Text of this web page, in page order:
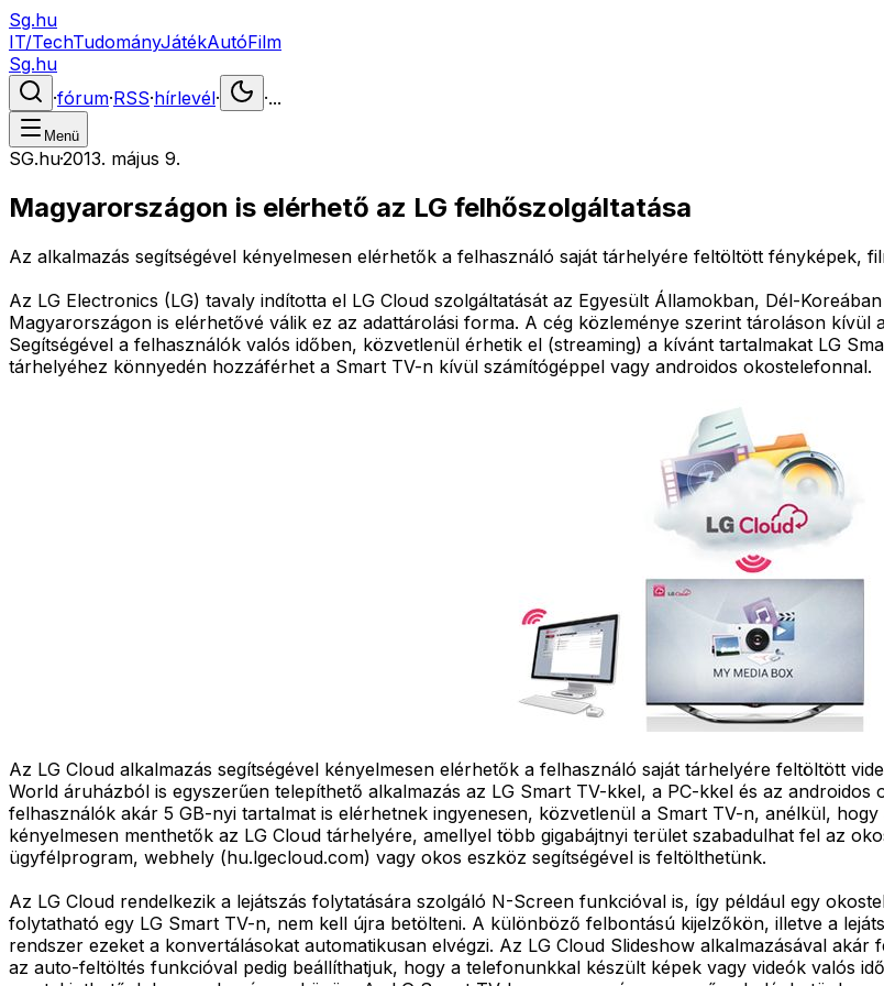
Sg.hu
IT/TechTudományJátékAutóFilm
Sg.hu
·fórum·RSS·hírlevél· ·...
Menü
SG.hu·2013. május 9.
Magyarországon is elérhető az LG felhőszolgáltatása
Az alkalmazás segítségével kényelmesen elérhetők a felhasználó saját tárhelyére feltöltött fényképek,
Az LG Electronics (LG) tavaly indította el LG Cloud szolgáltatását az Egyesült Államokban, Dél-
Magyarországon is elérhetővé válik ez az adattárolási forma. A cég közleménye szerint tároláson
Segítségével a felhasználók valós időben, közvetlenül érhetik el (streaming) a kívánt tartalmakat LG
tárhelyéhez könnyedén hozzáférhet a Smart TV-n kívül számítógéppel vagy androidos okostelefonnal.
Az LG Cloud alkalmazás segítségével kényelmesen elérhetők a felhasználó saját tárhelyére feltöltött
World áruházból is egyszerűen telepíthető alkalmazás az LG Smart TV-kkel, a PC-kkel és az
felhasználók akár 5 GB-nyi tartalmat is elérhetnek ingyenesen, közvetlenül a Smart TV-n, anélkül,
kényelmesen menthetők az LG Cloud tárhelyére, amellyel több gigabájtnyi terület szabadulhat fel az
ügyfélprogram, webhely (hu.lgecloud.com) vagy okos eszköz segítségével is feltölthetünk.
Az LG Cloud rendelkezik a lejátszás folytatására szolgáló N-Screen funkcióval is, így például egy
folytatható egy LG Smart TV-n, nem kell újra betölteni. A különböző felbontású kijelzőkön, illetve a
rendszer ezeket a konvertálásokat automatikusan elvégzi. Az LG Cloud Slideshow alkalmazásával
az auto-feltöltés funkcióval pedig beállíthatjuk, hogy a telefonunkkal készült képek vagy videók valós